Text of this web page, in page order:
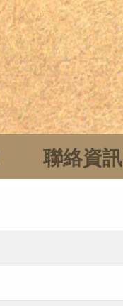
聯絡資訊